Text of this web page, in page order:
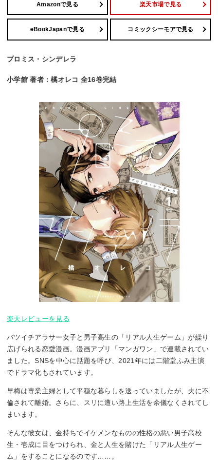
Amazonで見る 楽天市場で見る
eBookJapanで見る コミックシーモアで見る
プロミス・シンデレラ
小学館 著者：橘オレコ 全16巻完結
楽天レビューを見る
バツイチアラサー女子と男子高生の「リアル人生ゲーム」が繰り
広げられる恋愛漫画。漫画アプリ「マンガワン」で連載されてい
ました。SNSを中心に話題を呼び、2021年には二階堂ふみ主演
でドラマ化もされています。
早梅は専業主婦として平穏な暮らしを送っていましたが、夫に不
倫されて離婚。さらに、スリに遭い路上生活を余儀なくされてし
まいます。
そんな彼女は、金持ちでイケメンなものの性格の悪い男子高校
生・壱成に目をつけられ、金と人生を賭けた「リアル人生ゲー
ム」をすることになるのです……。